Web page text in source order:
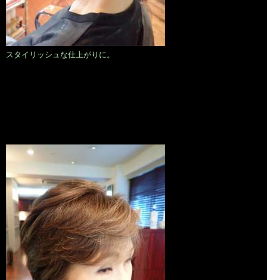
スタイリッシュな仕上がりに。